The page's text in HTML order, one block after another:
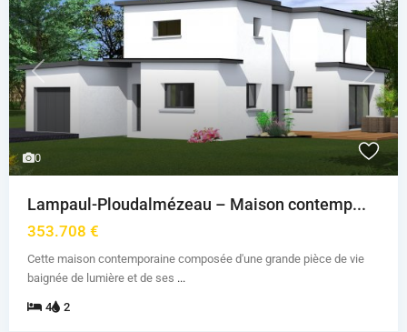
0
Previous Next
Lampaul-Ploudalmézeau – Maison contemp...
353.708 €
Cette maison contemporaine composée d'une grande pièce de vie
baignée de lumière et de ses ...
4 2